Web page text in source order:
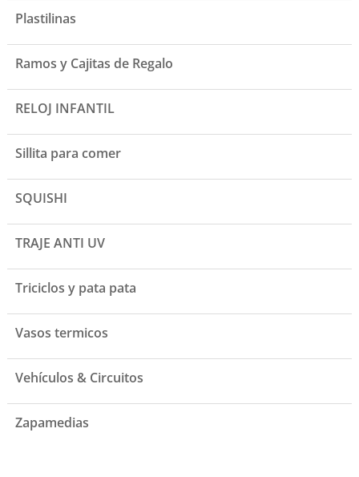
Plastilinas
Ramos y Cajitas de Regalo
RELOJ INFANTIL
Sillita para comer
SQUISHI
TRAJE ANTI UV
Triciclos y pata pata
Vasos termicos
Vehículos & Circuitos
Zapamedias